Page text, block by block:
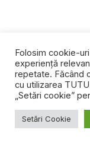
Folosim cookie-
experiență
repetate. Făcând
cu utilizarea
„Setări cookie”
Setări Cookie